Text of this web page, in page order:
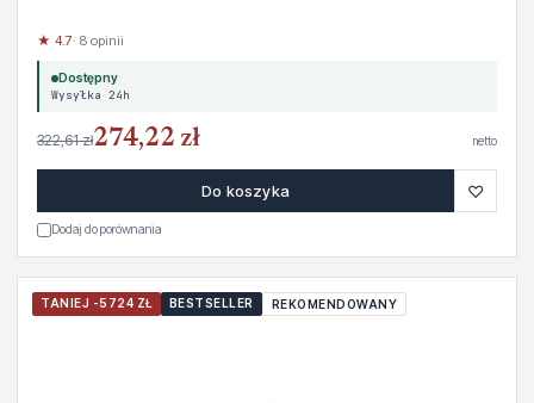
★ 4.7· 8 opinii
Dostępny
Wysyłka 24h
322,61 zł274,22 zł netto
Do koszyka ♡
Dodaj do porównania
TANIEJ -5724 ZŁ BESTSELLER REKOMENDOWANY